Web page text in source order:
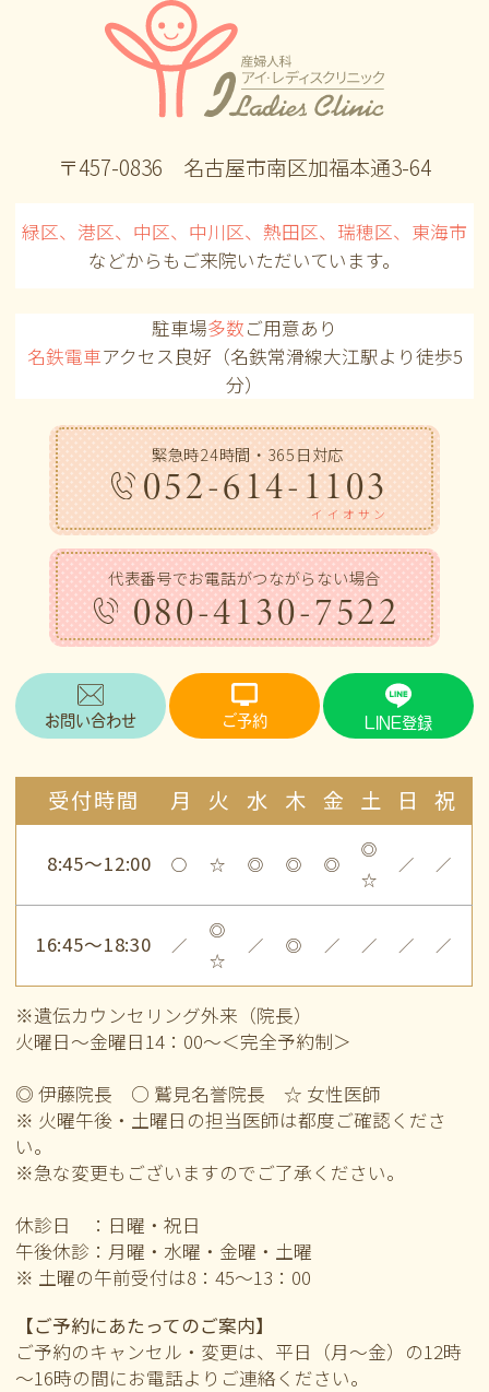
〒457-0836 名古屋市南区加福本通3-64
緑区、港区、中区、中川区、熱田区、瑞穂区、東海市
などからも ご来院いただいています。
駐車場多数ご用意あり
名鉄電車アクセス良好（名鉄常滑線大江駅より徒歩5
分）
緊急時24時間・365日対応
イイオサン
052-614-1103
代表番号でお電話がつながらない場合
080-4130-7522
お問い合わせ ご予約 LINE登録
受付時間 月 火 水 木 金 土 日 祝
8:45～12:00 ○ ☆ ◎ ◎ ◎
◎
☆
／ ／
16:45～18:30 ／
◎
☆
／ ◎ ／ ／ ／ ／
※遺伝カウンセリング外来（院長）
火曜日～金曜日14：00～＜完全予約制＞
◎ 伊藤院長 ○ 鷲見名誉院長 ☆ 女性医師
※ 火曜午後・土曜日の担当医師は都度ご確認くださ
い。
※急な変更もございますのでご了承ください。
休診日 ：日曜・祝日
午後休診：月曜・水曜・金曜・土曜
※ 土曜の午前受付は8：45～13：00
【ご予約にあたってのご案内】
ご予約のキャンセル・変更は、平日（月～金）の12時
～16時の間にお電話よりご連絡ください。